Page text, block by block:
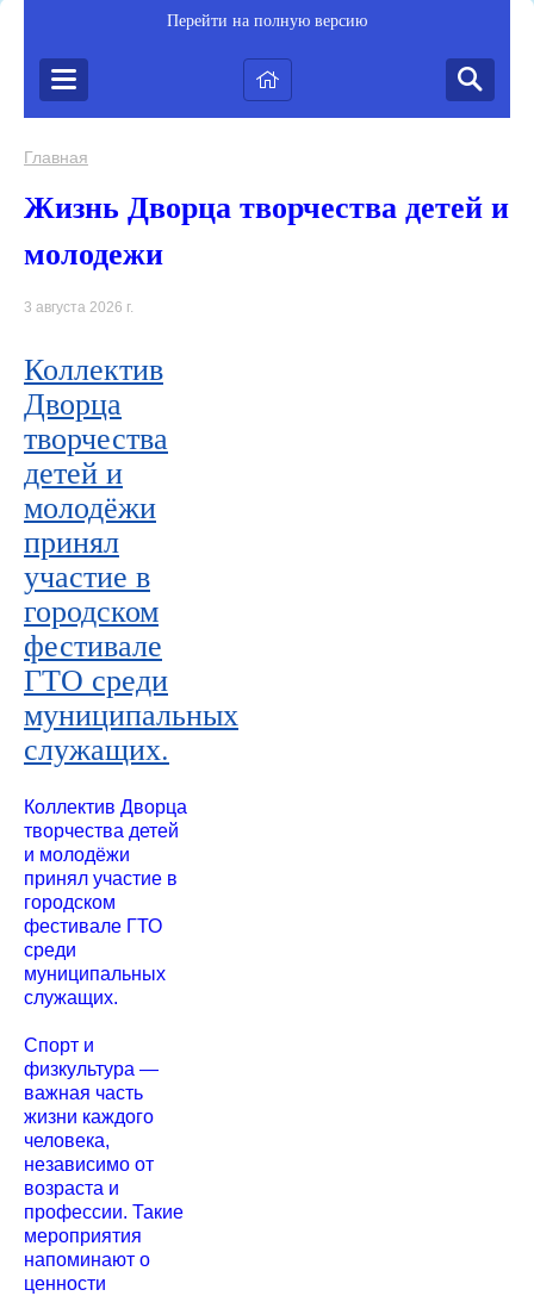
Перейти на полную версию
Главная
Жизнь Дворца творчества детей и
молодежи
3 августа 2026 г.
Коллектив
Дворца
творчества
детей и
молодёжи
принял
участие в
городском
фестивале
ГТО среди
муниципальных
служащих.
Коллектив Дворца
творчества детей
и молодёжи
принял участие в
городском
фестивале ГТО
среди
муниципальных
служащих.
Спорт и
физкультура —
важная часть
жизни каждого
человека,
независимо от
возраста и
профессии. Такие
мероприятия
напоминают о
ценности